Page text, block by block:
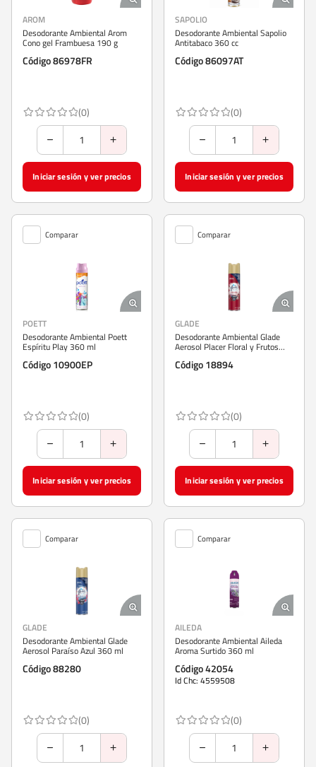
AROM
Desodorante Ambiental Arom
Cono gel Frambuesa 190 g
Código 86978FR
(0)
Iniciar sesión y ver precios
SAPOLIO
Desodorante Ambiental Sapolio
Antitabaco 360 cc
Código 86097AT
(0)
Iniciar sesión y ver precios
Comparar
POETT
Desodorante Ambiental Poett
Espíritu Play 360 ml
Código 10900EP
(0)
Iniciar sesión y ver precios
Comparar
GLADE
Desodorante Ambiental Glade
Aerosol Placer Floral y Frutos
Código 18894
(0)
Iniciar sesión y ver precios
Comparar
GLADE
Desodorante Ambiental Glade
Aerosol Paraíso Azul 360 ml
Código 88280
(0)
Comparar
AILEDA
Desodorante Ambiental Aileda
Aroma Surtido 360 ml
Código 42054
Id Chc: 4559508
(0)